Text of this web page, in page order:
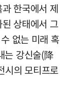
한국에서 제
상태에서 그
없는 미래 혹
는 강신술(降
의 모티프로